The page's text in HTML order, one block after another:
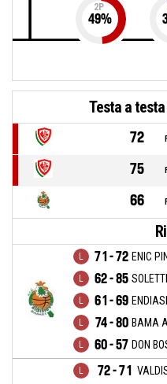
2P
49%
Testa a
72
75
66
71 - 72 ENIC
62 - 85
61 - 69
74 - 80 BAMA
60 - 57 DON
72 - 71